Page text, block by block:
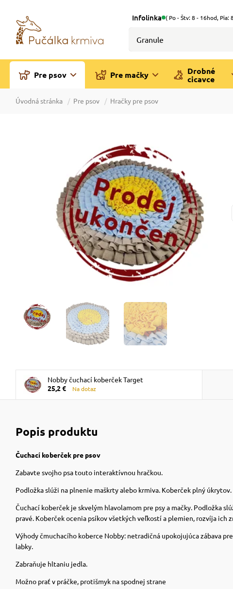
Infolinka ( Po - Štv: 8 - 16hod, Pia:
Pre psov Pre mačky
Drobné
cicavce
Úvodná stránka Pre psov Hračky pre psov
Nobby čuchací koberček Target
25,2 €
Na dotaz
Popis produktu
Čuchací koberček pre psov
Zabavte svojho psa touto interaktívnou hračkou.
Podložka slúži na plnenie maškrty alebo krmiva. Koberček plný úkrytov.
Čuchací koberček je skvelým hlavolamom pre psy a mačky. Podložka
pravé. Koberček ocenia psíkov všetkých veľkostí a plemien, rozvíja
Výhody čmuchacího koberce Nobby: netradičná upokojujúca zábava
labky.
Zabraňuje hltaniu jedla.
Možno prať v práčke, protišmyk na spodnej strane